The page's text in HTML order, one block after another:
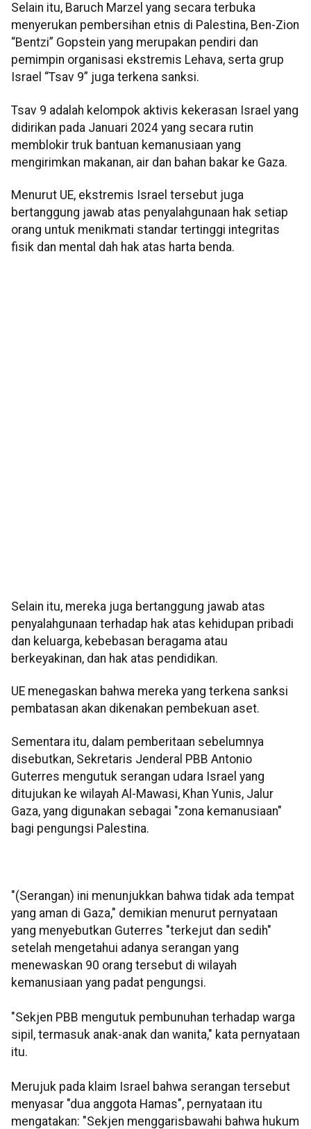
Selain itu, Baruch Marzel yang secara terbuka
menyerukan pembersihan etnis di Palestina, Ben-Zion
“Bentzi” Gopstein yang merupakan pendiri dan
pemimpin organisasi ekstremis Lehava, serta grup
Israel “Tsav 9” juga terkena sanksi.
Tsav 9 adalah kelompok aktivis kekerasan Israel yang
didirikan pada Januari 2024 yang secara rutin
memblokir truk bantuan kemanusiaan yang
mengirimkan makanan, air dan bahan bakar ke Gaza.
Menurut UE, ekstremis Israel tersebut juga
bertanggung jawab atas penyalahgunaan hak setiap
orang untuk menikmati standar tertinggi integritas
fisik dan mental dah hak atas harta benda.
Selain itu, mereka juga bertanggung jawab atas
penyalahgunaan terhadap hak atas kehidupan pribadi
dan keluarga, kebebasan beragama atau
berkeyakinan, dan hak atas pendidikan.
UE menegaskan bahwa mereka yang terkena sanksi
pembatasan akan dikenakan pembekuan aset.
Sementara itu, dalam pemberitaan sebelumnya
disebutkan, Sekretaris Jenderal PBB Antonio
Guterres mengutuk serangan udara Israel yang
ditujukan ke wilayah Al-Mawasi, Khan Yunis, Jalur
Gaza, yang digunakan sebagai "zona kemanusiaan"
bagi pengungsi Palestina.
"(Serangan) ini menunjukkan bahwa tidak ada tempat
yang aman di Gaza," demikian menurut pernyataan
yang menyebutkan Guterres "terkejut dan sedih"
setelah mengetahui adanya serangan yang
menewaskan 90 orang tersebut di wilayah
kemanusiaan yang padat pengungsi.
"Sekjen PBB mengutuk pembunuhan terhadap warga
sipil, termasuk anak-anak dan wanita," kata pernyataan
itu.
Merujuk pada klaim Israel bahwa serangan tersebut
menyasar "dua anggota Hamas", pernyataan itu
mengatakan: "Sekjen menggarisbawahi bahwa hukum